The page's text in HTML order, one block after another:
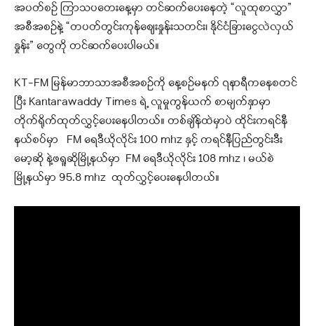
အပတ်စဉ် ကြာသပတေးနေ့မှာ တင်ဆက်ပေးနေတဲ့ “လူထုစာလွှာ”
အစီအစဉ်နဲ့ “တပတ်တွင်းကုန်ဈေးနှုန်းသတင်း၊ နိုင်ငံခြားငွေလဲလှယ်
နှုန်း” တွေကို တင်ဆက်ပေးပါမယ်။
KT-FM မြန်မာဘာသာအစီအစဉ်ကို နေ့စဉ်မနက် ၇နာရီကနေစတင်
ပြီး Kantarawaddy Times ရဲ့ လူမှုကွန်ယက် စာမျက်နှာမှာ
တိုက်ရိုက်ထုတ်လွှင့်ပေးနေပါတယ်။ တစ်ချိန်ထဲမှာပဲ ထိုင်းကရင်နီ
နယ်စပ်မှာ FM ရေဒီယိုလိုင်း 100 mhz နှင့် ကရင်နီပြည်တွင်းဒီး
မော့ဆို နဲ့ဖရူဆိုမြို့နယ်မှာ FM ရေဒီယိုလိုင်း 108 mhz ၊ မယ်စဲ
မြို့နယ်မှာ 95.8 mhz ထုတ်လွှင့်ပေးနေပါတယ်။